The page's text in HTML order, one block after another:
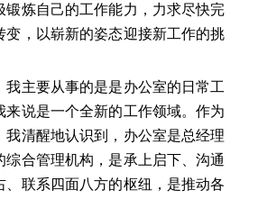
锻炼自己的工作能力，力求尽快完
变，以崭新的姿态迎接新工作的挑
主要从事的是是办公室的日常工
来说是一个全新的工作领域。作为
我清醒地认识到，办公室是总经理
综合管理机构，是承上启下、沟通
、联系四面八方的枢纽，是推动各